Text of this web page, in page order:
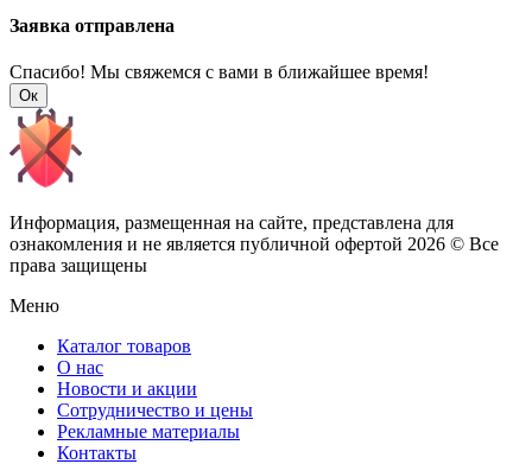
Заявка отправлена
Спасибо! Мы свяжемся с вами в ближайшее время!
Ок
Информация, размещенная на сайте, представлена для
ознакомления и не является публичной офертой 2026 © Все
права защищены
Меню
Каталог товаров
О нас
Новости и акции
Сотрудничество и цены
Рекламные материалы
Контакты